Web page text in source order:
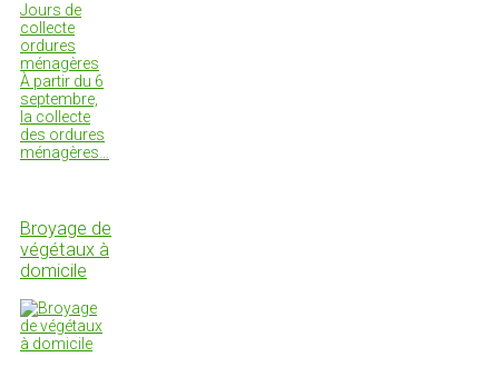
Jours de
collecte
ordures
ménagères
À partir du 6
septembre,
la collecte
des ordures
ménagères…
Broyage de
végétaux à
domicile